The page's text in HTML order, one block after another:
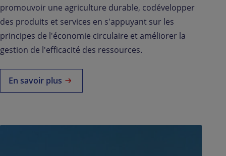
promouvoir une agriculture durable, codévelopper
des produits et services en s'appuyant sur les
principes de l'économie circulaire et améliorer la
gestion de l'efficacité des ressources.
En savoir plus